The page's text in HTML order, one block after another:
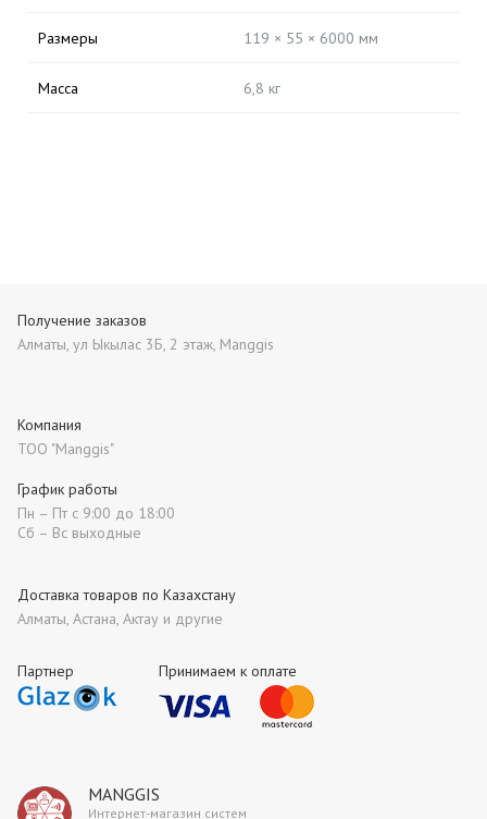
Размеры 119 × 55 × 6000 мм
Масса 6,8 кг
MANGGIS
Интернет-магазин систем
Партнер Принимаем к оплате
Получение заказов
Алматы, ул Ыкылас 3Б, 2 этаж, Manggis
Компания
ТОО "Manggis"
Доставка товаров по Казахстану
Алматы, Астана, Актау и другие
График работы
Пн – Пт с 9:00 до 18:00
Сб – Вс выходные